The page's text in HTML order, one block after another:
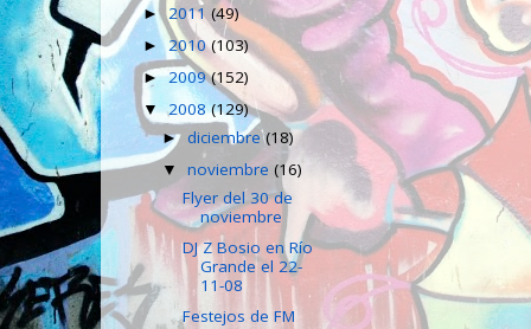
►2011 (49)
► 2010(103)
►2009(152)
▼2008(129)
►diciembre(18)
▼noviembre(16)
Flyer del 30 de
noviembre
DJ Z Bosio en Río
Grande el 22-
11-08
Festejos de FM